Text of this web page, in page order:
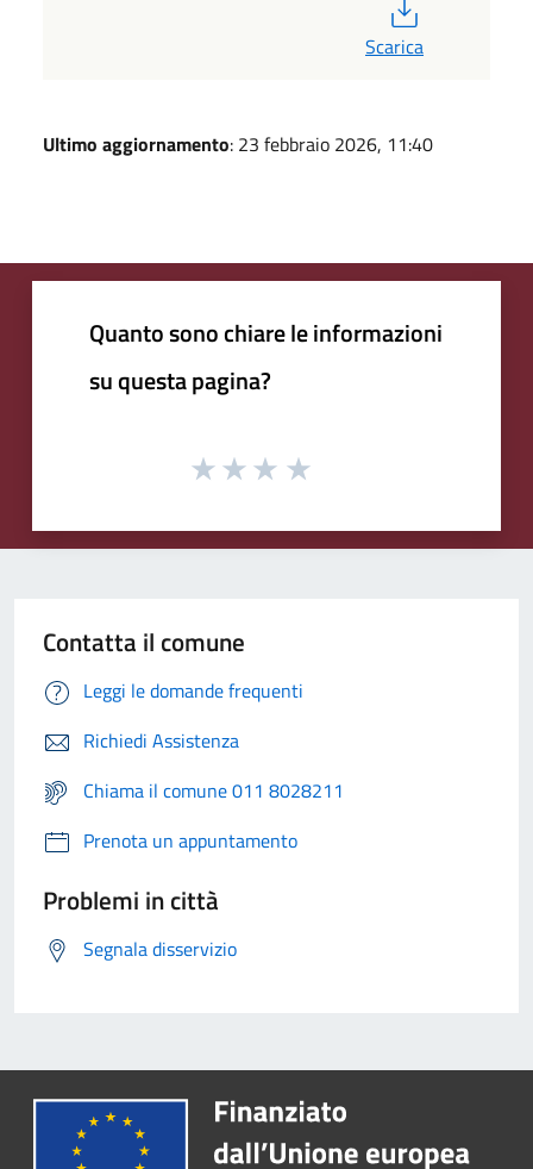
Scarica
Ultimo aggiornamento: 23 febbraio 2026, 11:40
Quanto sono chiare le informazioni
su questa pagina?
Contatta il comune
Leggi le domande frequenti
Richiedi Assistenza
Chiama il comune 011 8028211
Prenota un appuntamento
Problemi in città
Segnala disservizio